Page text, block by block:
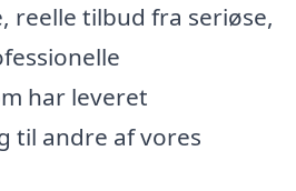
reelle tilbud fra seriøse,
har leveret
til andre af vores